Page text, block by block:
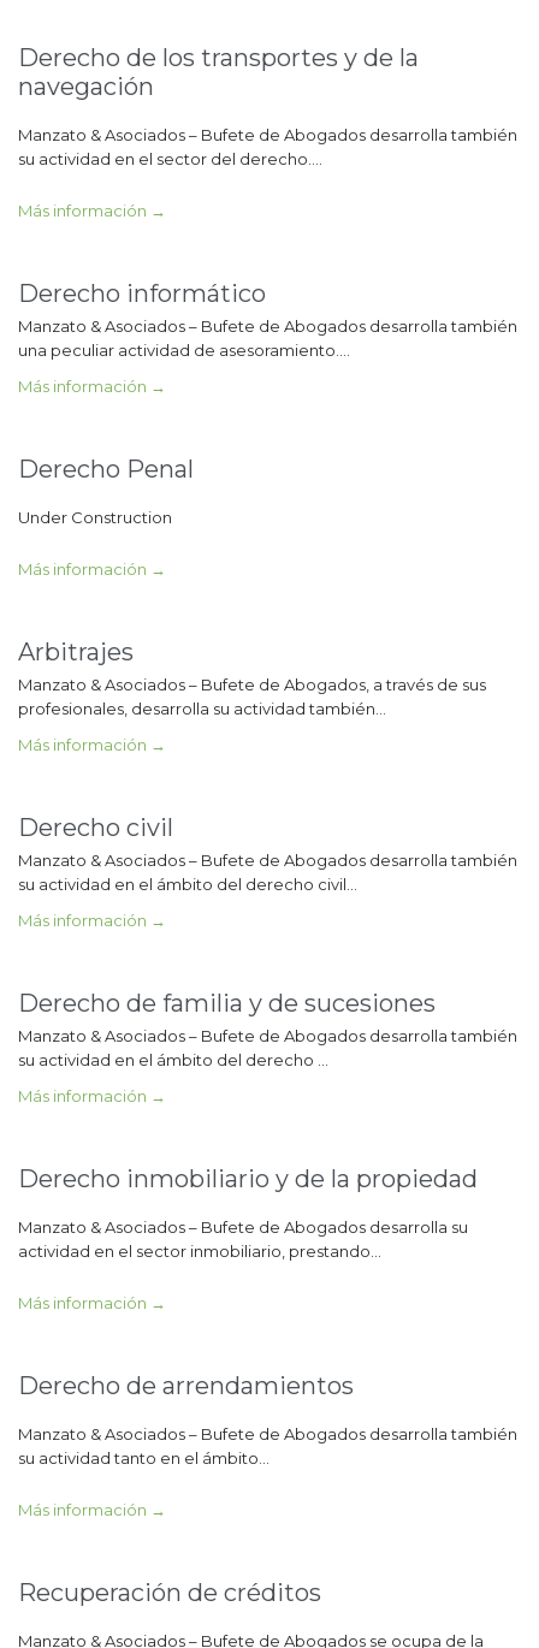
Derecho de los transportes y de la
navegación
Manzato & Asociados – Bufete de Abogados desarrolla también
su actividad en el sector del derecho….
Más información →
Derecho informático
Manzato & Asociados – Bufete de Abogados desarrolla también
una peculiar actividad de asesoramiento….
Más información →
Derecho Penal
Under Construction
Más información →
Arbitrajes
Manzato & Asociados – Bufete de Abogados, a través de sus
profesionales, desarrolla su actividad también…
Más información →
Derecho civil
Manzato & Asociados – Bufete de Abogados desarrolla también
su actividad en el ámbito del derecho civil…
Más información →
Derecho de familia y de sucesiones
Manzato & Asociados – Bufete de Abogados desarrolla también
su actividad en el ámbito del derecho …
Más información →
Derecho inmobiliario y de la propiedad
Manzato & Asociados – Bufete de Abogados desarrolla su
actividad en el sector inmobiliario, prestando…
Más información →
Derecho de arrendamientos
Manzato & Asociados – Bufete de Abogados desarrolla también
su actividad tanto en el ámbito…
Más información →
Recuperación de créditos
Manzato & Asociados – Bufete de Abogados se ocupa de la